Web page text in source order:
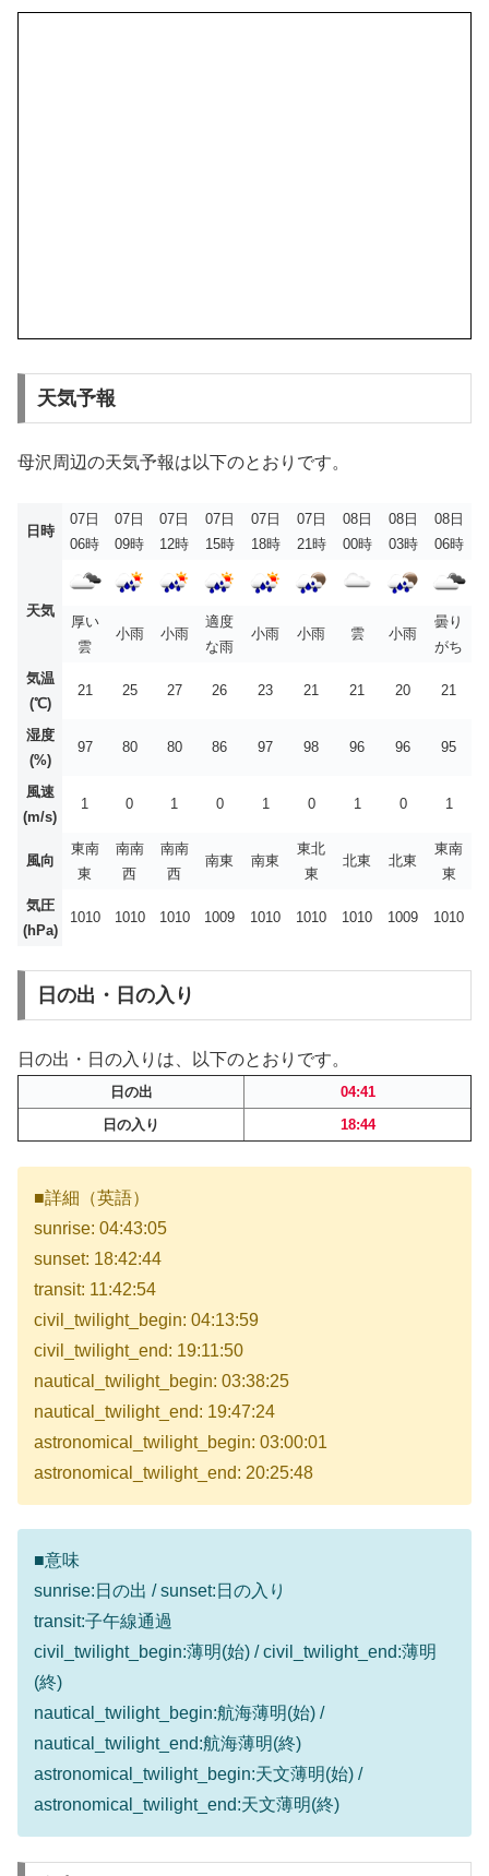
天気予報
母沢周辺の天気予報は以下のとおりです。
日時
07日
06時
07日
09時
07日
12時
07日
15時
07日
18時
07日
21時
08日
00時
08日
03時
08日
06時
天気
厚い
雲
小雨 小雨
適度
な雨
小雨 小雨 雲 小雨
曇り
がち
気温
(℃)
21 25 27 26 23 21 21 20 21
湿度
(%)
97 80 80 86 97 98 96 96 95
風速
(m/s)
1 0 1 0 1 0 1 0 1
風向
東南
東
南南
西
南南
西
南東 南東
東北
東
北東 北東
東南
東
気圧
(hPa)
1010 1010 1010 1009 1010 1010 1010 1009 1010
日の出・日の入り
日の出・日の入りは、以下のとおりです。
日の出
04:41
日の入り
18:44
■詳細（英語）
sunrise: 04:43:05
sunset: 18:42:44
transit: 11:42:54
civil_twilight_begin: 04:13:59
civil_twilight_end: 19:11:50
nautical_twilight_begin: 03:38:25
nautical_twilight_end: 19:47:24
astronomical_twilight_begin: 03:00:01
astronomical_twilight_end: 20:25:48
■意味
sunrise:日の出 / sunset:日の入り
transit:子午線通過
civil_twilight_begin:薄明(始) / civil_twilight_end:薄明
(終)
nautical_twilight_begin:航海薄明(始) /
nautical_twilight_end:航海薄明(終)
astronomical_twilight_begin:天文薄明(始) /
astronomical_twilight_end:天文薄明(終)